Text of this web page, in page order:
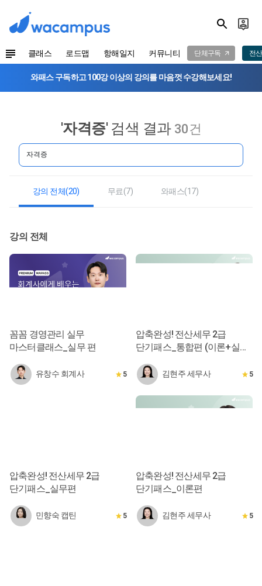
클래스 로드맵 항해일지 커뮤니티 단체구독 전
와패스 구독하고 100강 이상의 강의를 마음껏 수강해보세요!
'자격증' 검색 결과 30건
강의 전체(20) 무료(7) 와패스(17)
강의 전체
꼼꼼 경영관리 실무
마스터클래스_실무 편
유창수 회계사 5
압축완성! 전산세무 2급
단기패스_통합편 (이론+실무
김현주 세무사 5
압축완성! 전산세무 2급
단기패스_실무편
민향숙 캡틴 5
압축완성! 전산세무 2급
단기패스_이론편
김현주 세무사 5